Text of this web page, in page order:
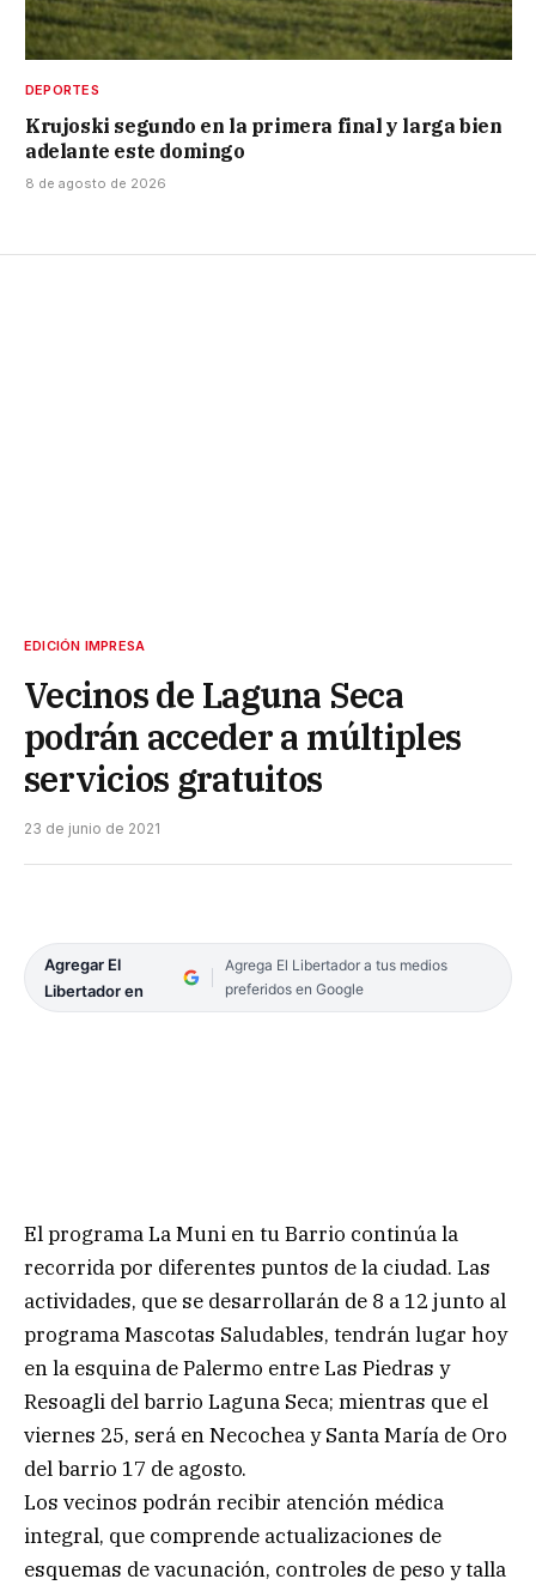
DEPORTES
Krujoski segundo en la primera final y larga bien
adelante este domingo
8 de agosto de 2026
EDICIÓN IMPRESA
Vecinos de Laguna Seca
podrán acceder a múltiples
servicios gratuitos
23 de junio de 2021
Agregar El
Libertador en
Agrega El Libertador a tus medios
preferidos en Google
El programa La Muni en tu Barrio continúa la
recorrida por diferentes puntos de la ciudad. Las
actividades, que se desarrollarán de 8 a 12 junto al
programa Mascotas Saludables, tendrán lugar hoy
en la esquina de Palermo entre Las Piedras y
Resoagli del barrio Laguna Seca; mientras que el
viernes 25, será en Necochea y Santa María de Oro
del barrio 17 de agosto.
Los vecinos podrán recibir atención médica
integral, que comprende actualizaciones de
esquemas de vacunación, controles de peso y talla